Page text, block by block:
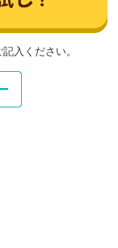
記入ください。